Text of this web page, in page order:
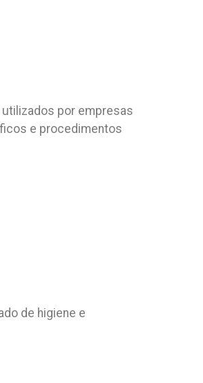
por empresas
e procedimentos
de higiene e